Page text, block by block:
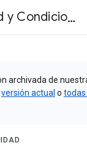
Privacidad y Condiciones
archivada de
versión actual o todas